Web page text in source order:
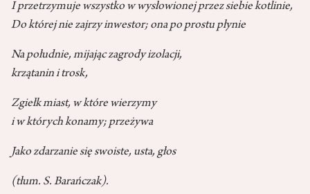
I przetrzymuje wszystko w wysłowionej przez siebie kotlinie,
Do której nie zajrzy inwestor; ona po prostu płynie
Na południe, mijając zagrody izolacji,
krzątanin i trosk,
Zgiełk miast, w które wierzymy
i w których konamy; przeżywa
Jako zdarzanie się swoiste, usta, głos
(tłum. S. Barańczak).